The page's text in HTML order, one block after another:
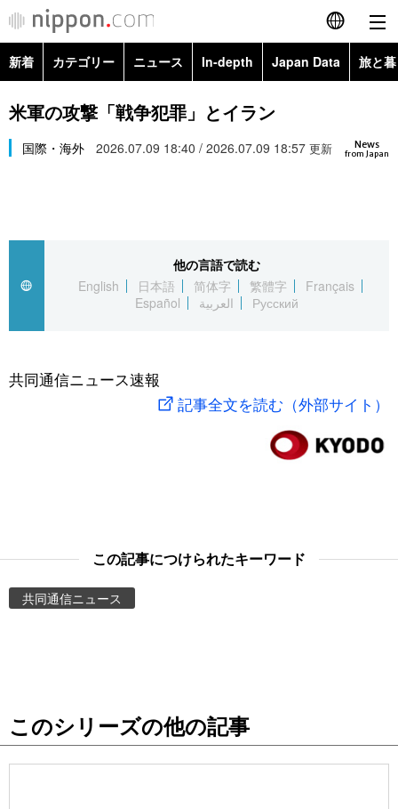
English
繁體字
العربية
社会
旅と暮らし
東京
新着 カテゴリー ニュース In-depth Japan Data 旅と
政治・外交
経済・ビジネス
社会
文化
科学・技術
暮らし
Images
お知らせ
米軍の攻撃「戦争犯罪」とイラン
News
from Japan
国際・海外 2026.07.09 18:40 / 2026.07.09 18:57 更新
他の言語で読む
English
日本語 简体字 繁體字
Français
Español
العربية Русский
共同通信ニュース速報
記事全文を読む（外部サイト）
この記事につけられたキーワード
共同通信ニュース
このシリーズの他の記事